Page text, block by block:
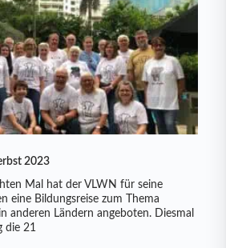
2023
Mal hat der VLWN für seine
eine Bildungsreise zum Thema
anderen Ländern angeboten. Diesmal
die 21